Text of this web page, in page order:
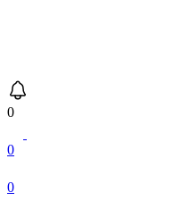
0
0
0